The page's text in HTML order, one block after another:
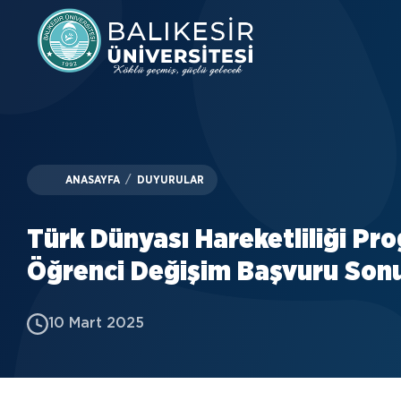
content
ANASAYFA / DUYURULAR
Türk Dünyası Hareketliliği
Öğrenci Değişim Başvuru
10 Mart 2025